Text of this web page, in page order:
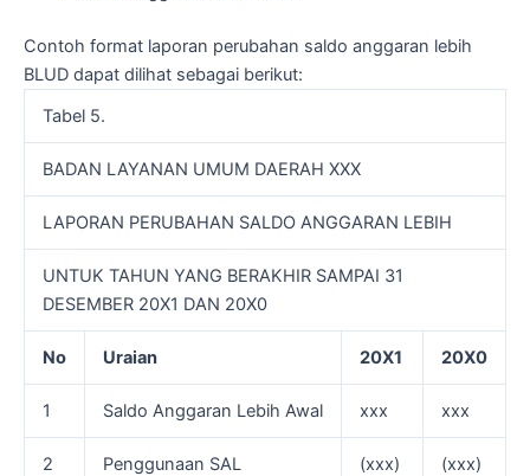
Contoh format laporan perubahan saldo anggaran lebih
BLUD dapat dilihat sebagai berikut:
Tabel 5.
BADAN LAYANAN UMUM DAERAH XXX
LAPORAN PERUBAHAN SALDO ANGGARAN LEBIH
UNTUK TAHUN YANG BERAKHIR SAMPAI 31
DESEMBER 20X1 DAN 20X0
No Uraian 20X1 20X0
1 Saldo Anggaran Lebih Awal xxx xxx
2 Penggunaan SAL (xxx) (xxx)